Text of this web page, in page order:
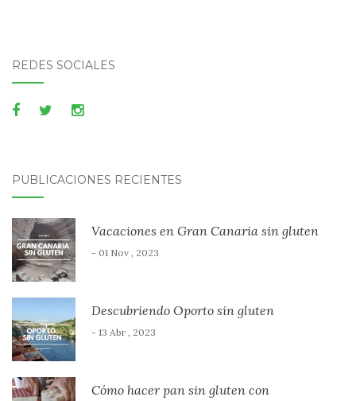
REDES SOCIALES
PUBLICACIONES RECIENTES
Vacaciones en Gran Canaria sin gluten
- 01 Nov , 2023
Descubriendo Oporto sin gluten
- 13 Abr , 2023
Cómo hacer pan sin gluten con